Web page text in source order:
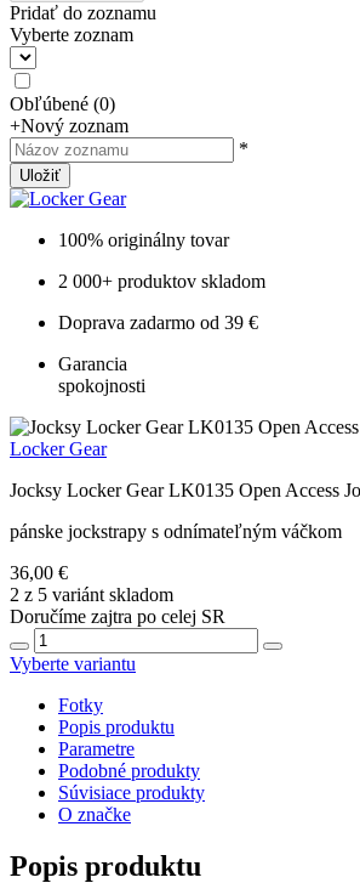
Pridať do zoznamu
Vyberte zoznam
Obľúbené (0)
+Nový zoznam
*
Uložiť
100% originálny tovar
2 000+ produktov skladom
Doprava zadarmo od 39 €
Garancia
spokojnosti
Locker Gear
Jocksy Locker Gear LK0135 Open Access
pánske jockstrapy s odnímateľným váčkom
36,00 €
2 z 5 variánt skladom
Doručíme zajtra po celej SR
Vyberte variantu
Fotky
Popis produktu
Parametre
Podobné produkty
Súvisiace produkty
O značke
Popis produktu